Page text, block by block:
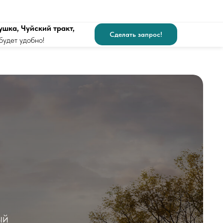
Чуйский тракт,
удобно!
Сделать запрос!